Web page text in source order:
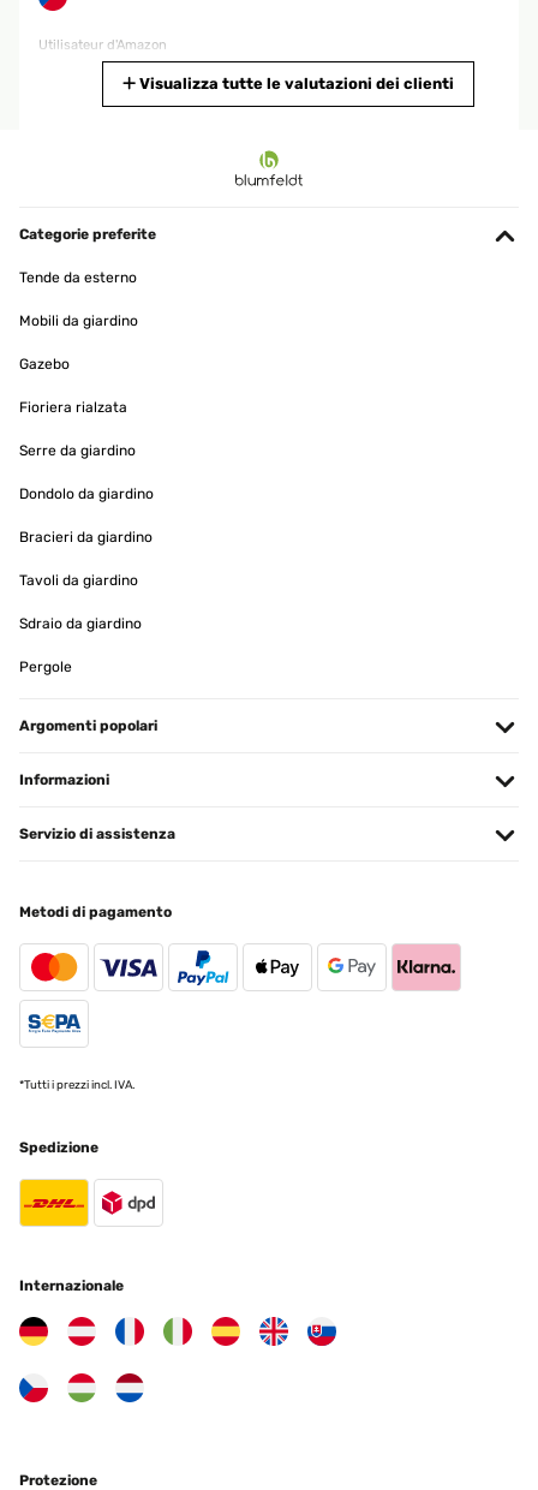
Utilisateur d'Amazon
Tradurre
11/01/2025
Utilisateur d'Amazon
Tradurre
Pour y mettre des Diamond Painting ! Très bon rapport qualité/prix ️
Utilisateur d'Amazon
Empfehlenswert.
Tradurre
Visualizza tutte le valutazioni dei clienti
Categorie preferite
Tende da esterno
Mobili da giardino
Gazebo
Fioriera rialzata
Serre da giardino
Dondolo da giardino
Bracieri da giardino
Tavoli da giardino
Sdraio da giardino
Pergole
Argomenti popolari
Informazioni
Servizio di assistenza
Metodi di pagamento
*Tutti i prezzi incl. IVA.
Spedizione
Internazionale
Protezione